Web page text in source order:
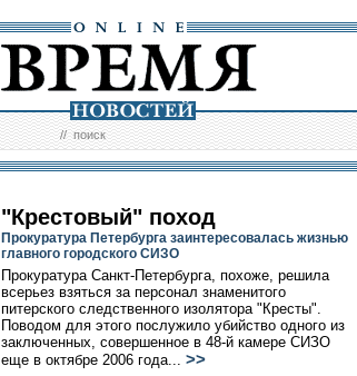
//поиск
"Крестовый" поход
Прокуратура Петербурга заинтересовалась жизнью
главного городского СИЗО
Прокуратура Санкт-Петербурга, похоже, решила
всерьез взяться за персонал знаменитого
питерского следственного изолятора "Кресты".
Поводом для этого послужило убийство одного из
заключенных, совершенное в 48-й камере СИЗО
еще в октябре 2006 года... >>